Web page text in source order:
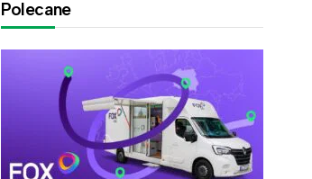
Polecane